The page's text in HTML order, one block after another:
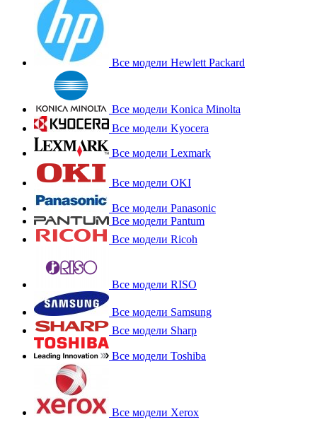
Все модели Hewlett Packard
Все модели Konica Minolta
Все модели Kyocera
Все модели Lexmark
Все модели OKI
Все модели Panasonic
Все модели Pantum
Все модели Ricoh
Все модели RISO
Все модели Samsung
Все модели Sharp
Все модели Toshiba
Все модели Xerox